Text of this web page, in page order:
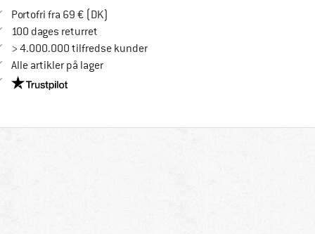
Portofri fra 69 € (DK)
100 dages returretGå til returretten her Åbnes i en infoboks
> 4.000.000 tilfredse kunder
Alle artikler på lager
Vi er Trustpilot-certificeret - oplysningerne får du